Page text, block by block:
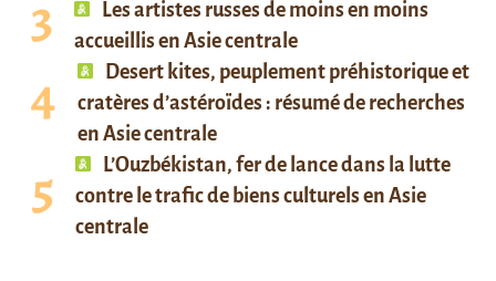
Les artistes russes de moins en moins
accueillis en Asie centrale
Desert kites, peuplement préhistorique et
cratères d’astéroïdes : résumé de recherches
en Asie centrale
L’Ouzbékistan, fer de lance dans la lutte
contre le trafic de biens culturels en Asie
centrale